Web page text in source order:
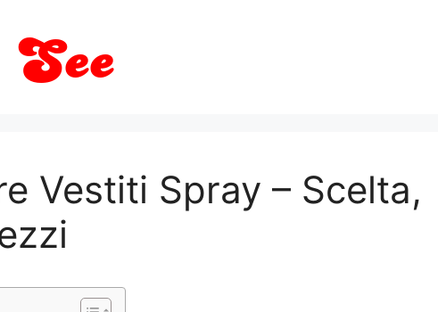
Vestiti Spray – Scelta,